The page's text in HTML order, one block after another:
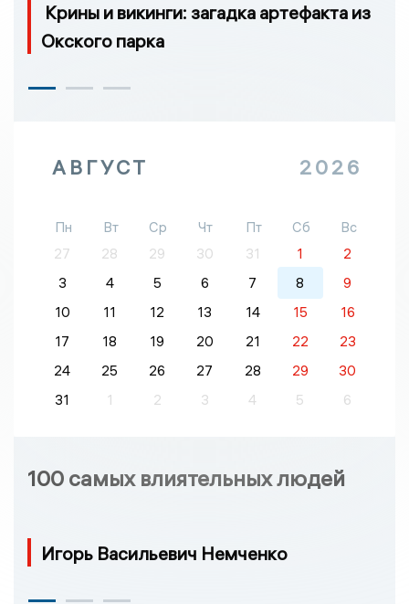
Крины и викинги: загадка артефакта из
Окского парка
АВГУСТ 2026
Пн Вт Ср Чт Пт Сб
Вс
27
28 29 30 31 1
2
3
4 5 6 7 8
9
10
11 12 13 14 15
16
17
18 19 20 21 22
23
24
25 26 27 28 29
30
31
1 2 3 4 5 6
100 самых влиятельных людей
Игорь Васильевич Немченко